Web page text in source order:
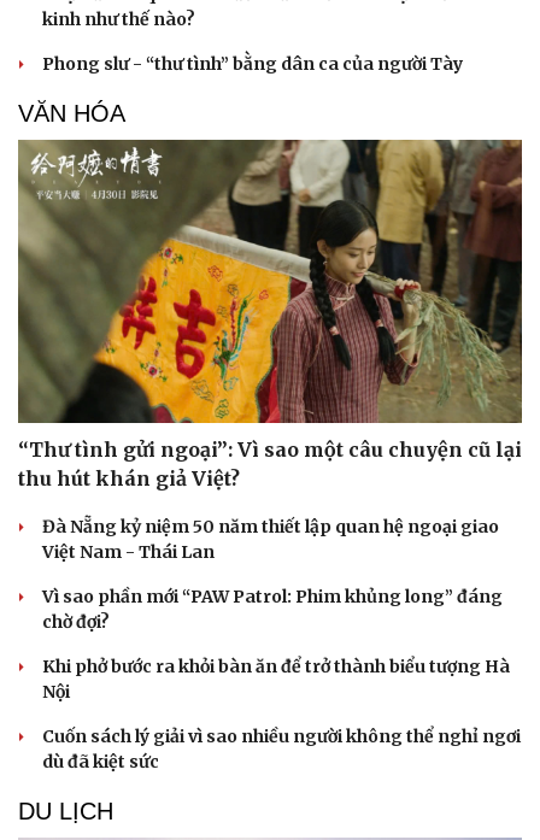
kinh như thế nào?
Phong slư - “thư tình” bằng dân ca của người Tày
VĂN HÓA
“Thư tình gửi ngoại”: Vì sao một câu chuyện cũ lại
thu hút khán giả Việt?
Đà Nẵng kỷ niệm 50 năm thiết lập quan hệ ngoại giao
Việt Nam - Thái Lan
Vì sao phần mới “PAW Patrol: Phim khủng long” đáng
chờ đợi?
Khi phở bước ra khỏi bàn ăn để trở thành biểu tượng Hà
Nội
Cuốn sách lý giải vì sao nhiều người không thể nghỉ ngơi
dù đã kiệt sức
DU LỊCH